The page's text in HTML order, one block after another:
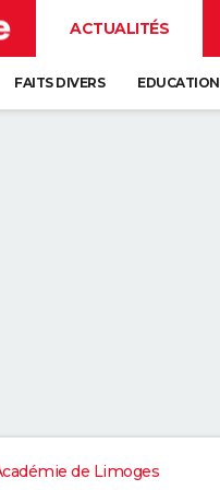
ACTUALITÉS
FAITS DIVERS EDUCATION
de Limoges